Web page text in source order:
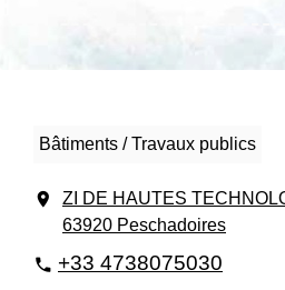
Bâtiments / Travaux publics
location_on
ZI DE HAUTES
63920 Peschadoires
phone +33 4738075030